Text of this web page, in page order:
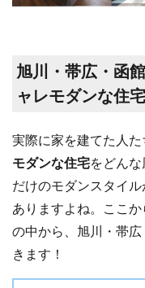
旭川・帯広・函
ャレモダンな住
実際に家を建てた人た
モダンな住宅をどん
だけのモダンスタイ
ありますよね。ここ
の中から、旭川・帯
きます！